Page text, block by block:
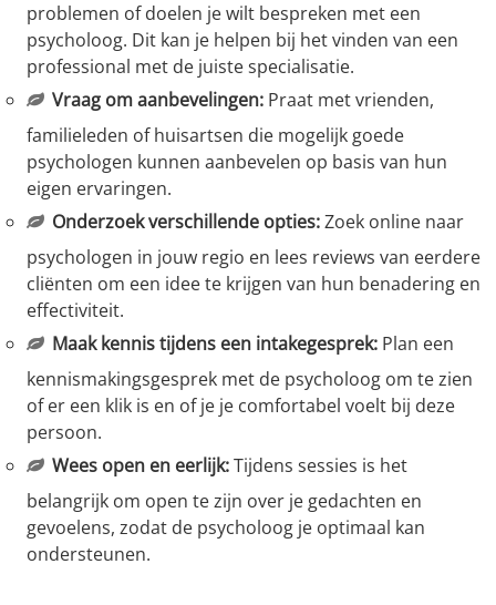
problemen of doelen je wilt bespreken met een
psycholoog. Dit kan je helpen bij het vinden van een
professional met de juiste specialisatie.
Vraag om aanbevelingen:Praat met vrienden,
familieleden of huisartsen die mogelijk goede
psychologen kunnen aanbevelen op basis van hun
eigen ervaringen.
Onderzoek verschillende opties:Zoek online naar
psychologen in jouw regio en lees reviews van eerdere
cliënten om een idee te krijgen van hun benadering en
effectiviteit.
Maak kennis tijdens een intakegesprek:Plan een
kennismakingsgesprek met de psycholoog om te zien
of er een klik is en of je je comfortabel voelt bij deze
persoon.
Wees open en eerlijk:Tijdens sessies is het
belangrijk om open te zijn over je gedachten en
gevoelens, zodat de psycholoog je optimaal kan
ondersteunen.